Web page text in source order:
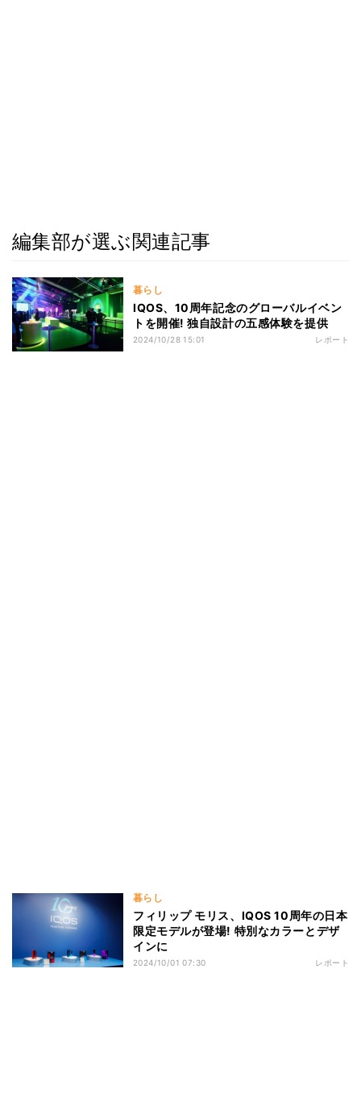
編集部が選ぶ関連記事
暮らし
IQOS、10周年記念のグローバルイベン
トを開催! 独自設計の五感体験を提供
2024/10/28 15:01 レポート
暮らし
フィリップ モリス、IQOS 10周年の日本
限定モデルが登場! 特別なカラーとデザ
インに
2024/10/01 07:30 レポート